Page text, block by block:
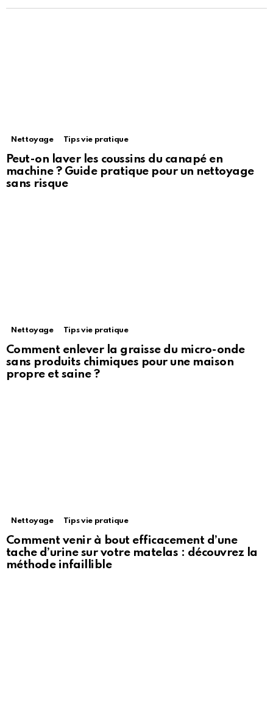
Nettoyage Tips vie pratique
Peut-on laver les coussins du canapé en
machine ? Guide pratique pour un nettoyage
sans risque
Nettoyage Tips vie pratique
Comment enlever la graisse du micro-onde
sans produits chimiques pour une maison
propre et saine ?
Nettoyage Tips vie pratique
Comment venir à bout efficacement d’une
tache d’urine sur votre matelas : découvrez la
méthode infaillible